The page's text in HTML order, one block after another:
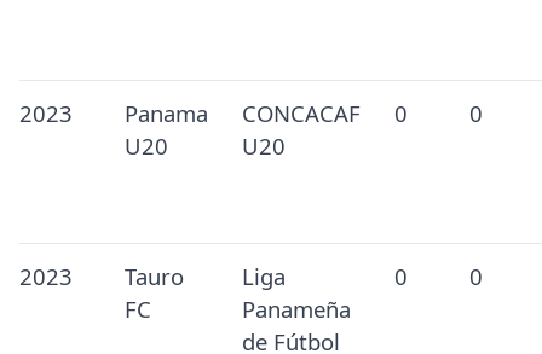
2023
Panama
U20
CONCACAF
U20
0 0
2023
Tauro
FC
Liga
Panameña
de Fútbol
0 0